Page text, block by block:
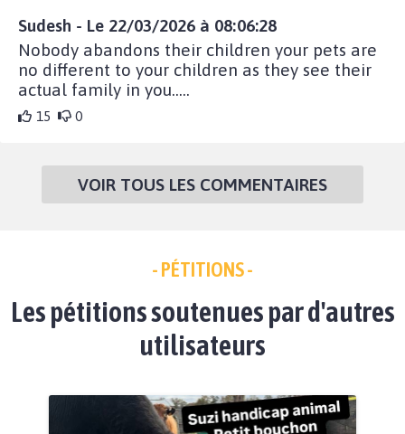
Sudesh - Le 22/03/2026 à 08:06:28
Nobody abandons their children your pets are
no different to your children as they see their
actual family in you…..
15 0
VOIR TOUS LES COMMENTAIRES
- PÉTITIONS -
Les pétitions soutenues par d'autres
utilisateurs